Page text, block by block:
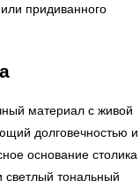
придиванного
материал с живой
долговечностью и
основание столика
светлый тональный